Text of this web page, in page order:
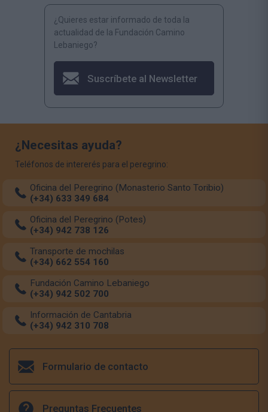
¿Quieres estar informado de toda la
actualidad de la Fundación Camino
Lebaniego?
Suscríbete al Newsletter
¿Necesitas ayuda?
Teléfonos de intererés para el peregrino:
Oficina del Peregrino (Monasterio Santo Toribio)
(+34) 633 349 684
Oficina del Peregrino (Potes)
(+34) 942 738 126
Transporte de mochilas
(+34) 662 554 160
Fundación Camino Lebaniego
(+34) 942 502 700
Información de Cantabria
(+34) 942 310 708
Formulario de contacto
Preguntas Frecuentes